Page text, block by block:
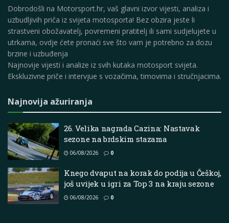
Dobrodošli na Motorsport.hr, vaš glavni izvor vijesti, analiza i
uzbudljivih priča iz svijeta motosporta! Bez obzira jeste li
strastveni obožavatelj, povremeni pratitelj ili sami sudjelujete u
utrkama, ovdje ćete pronaći sve što vam je potrebno za dozu
brzine i uzbuđenja
Najnovije vijesti i analize iz svih kutaka motosport svijeta.
Ekskluzivne priče i intervjue s vozačima, timovima i stručnjacima.
Najnovija ažuriranja
26. Velika nagrada Cazina: Nastavak
sezone na brdskim stazama
06/08/2026 0
Knego dvaput na korak do podija u Češkoj,
još uvijek u igri za Top 3 na kraju sezone
06/08/2026 0